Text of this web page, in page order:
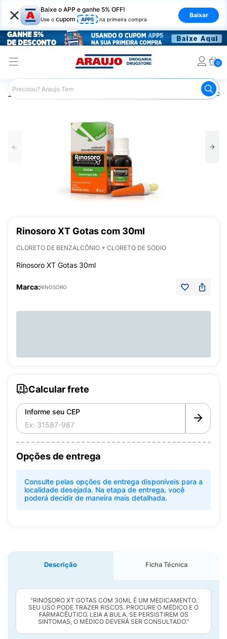
× Baixe o APP e ganhe 5% OFF!
Use o cupom APP5 na primeira compra
Baixar
0
Araujo Medicamentos Remédio para Gripe e Resfriado
Rinosoro XT Gotas com 30ml
CLORETO DE BENZALCÔNIO + CLORETO DE SÓDIO
Rinosoro XT Gotas 30ml
Marca:RINOSORO
Calcular frete
Informe seu CEP
Opções de entrega
Consulte pelas opções de entrega disponíveis para a
localidade desejada. Na etapa de entrega, você
poderá decidir de maneira mais detalhada.
Descrição Ficha Técnica
"RINOSORO XT GOTAS COM 30ML É UM MEDICAMENTO.
SEU USO PODE TRAZER RISCOS. PROCURE O MÉDICO E O
FARMACÊUTICO. LEIA A BULA. SE PERSISTIREM OS
SINTOMAS, O MÉDICO DEVERÁ SER CONSULTADO."